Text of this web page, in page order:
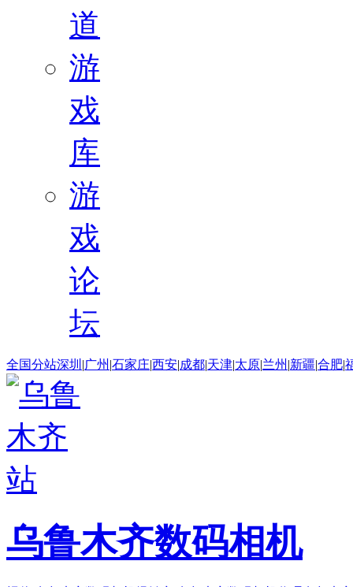
道
游
戏
库
游
戏
论
坛
全国分站深圳 |广州 |石家庄|西安|成都|天津|太原|兰州 |新疆|合肥|
乌鲁木齐数码相机